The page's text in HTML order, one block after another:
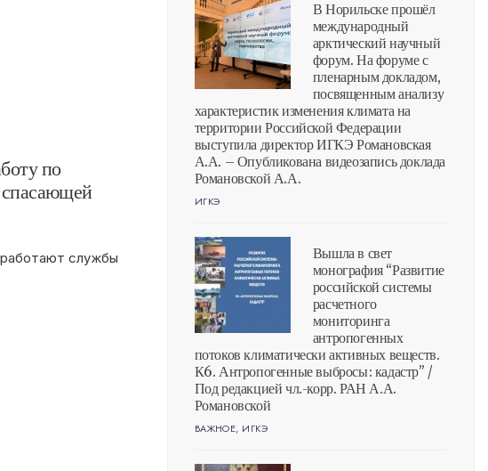
по
службы
В Норильске прошёл
международный
арктический научный
форум. На форуме с
пленарным докладом,
посвященным анализу
характеристик изменения климата на
территории Российской Федерации
выступила директор ИГКЭ Романовская
А.А. – Опубликована видеозапись доклада
Романовской А.А.
ИГКЭ
Вышла в свет
монография “Развитие
российской системы
расчетного
мониторинга
антропогенных
потоков климатически активных веществ.
К6. Антропогенные выбросы: кадастр” /
Под редакцией чл.-корр. РАН А.А.
Романовской
ВАЖНОЕ, ИГКЭ